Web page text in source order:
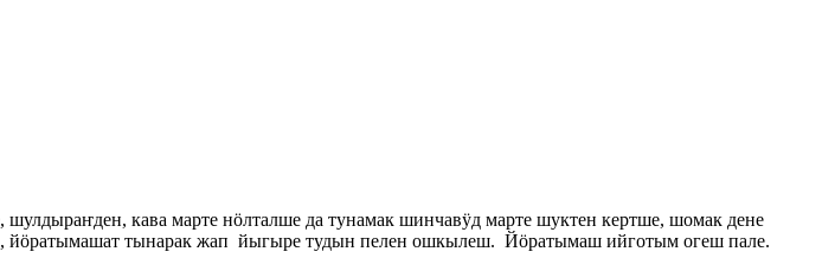
кава марте нӧлталше да тунамак шинчавӱд марте шуктен кертше, шомак дене
тынарак жап йыгыре тудын пелен ошкылеш. Йӧратымаш ийготым огеш пале.